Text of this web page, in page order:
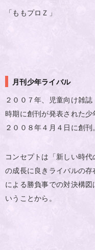
「ももプロＺ」
月刊少年ライバル
２００７年、児童向け雑
時期に創刊が発表された少
２００８年４月４日に創刊
コンセプトは「新しい時
の成長に良きライバルの
による勝負事での対決構
いうことから。